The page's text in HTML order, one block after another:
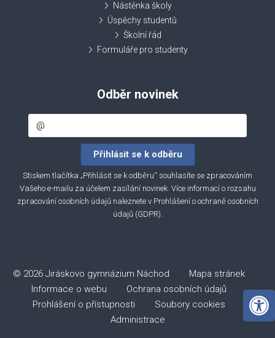
Nástěnka školy
Úspěchy studentů
Školní řád
Formuláře pro studenty
Odběr novinek
Stiskem tlačítka „Přihlásit se k odběru“ souhlasíte se zpracováním
Vašeho e-mailu za účelem zasílání novinek. Více informací o rozsahu
zpracování osobních údajů naleznete v Prohlášení o ochraně osobních
údajů (GDPR).
© 2026 Jiráskovo gymnázium Náchod Mapa stránek
Informace o webu
Ochrana osobních údajů
Prohlášení o přístupnosti
Soubory cookies
Administrace